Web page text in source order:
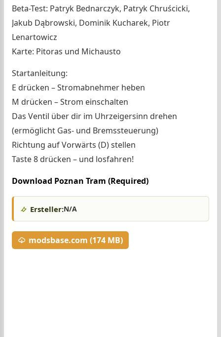
Beta-Test: Patryk Bednarczyk, Patryk Chruścicki,
Jakub Dąbrowski, Dominik Kucharek, Piotr
Lenartowicz
Karte: Pitoras und Michausto
Startanleitung:
E drücken – Stromabnehmer heben
M drücken – Strom einschalten
Das Ventil über dir im Uhrzeigersinn drehen
(ermöglicht Gas- und Bremssteuerung)
Richtung auf Vorwärts (D) stellen
Taste 8 drücken – und losfahren!
Download Poznan Tram (Required)
Ersteller:N/A
modsbase.com (174 MB)